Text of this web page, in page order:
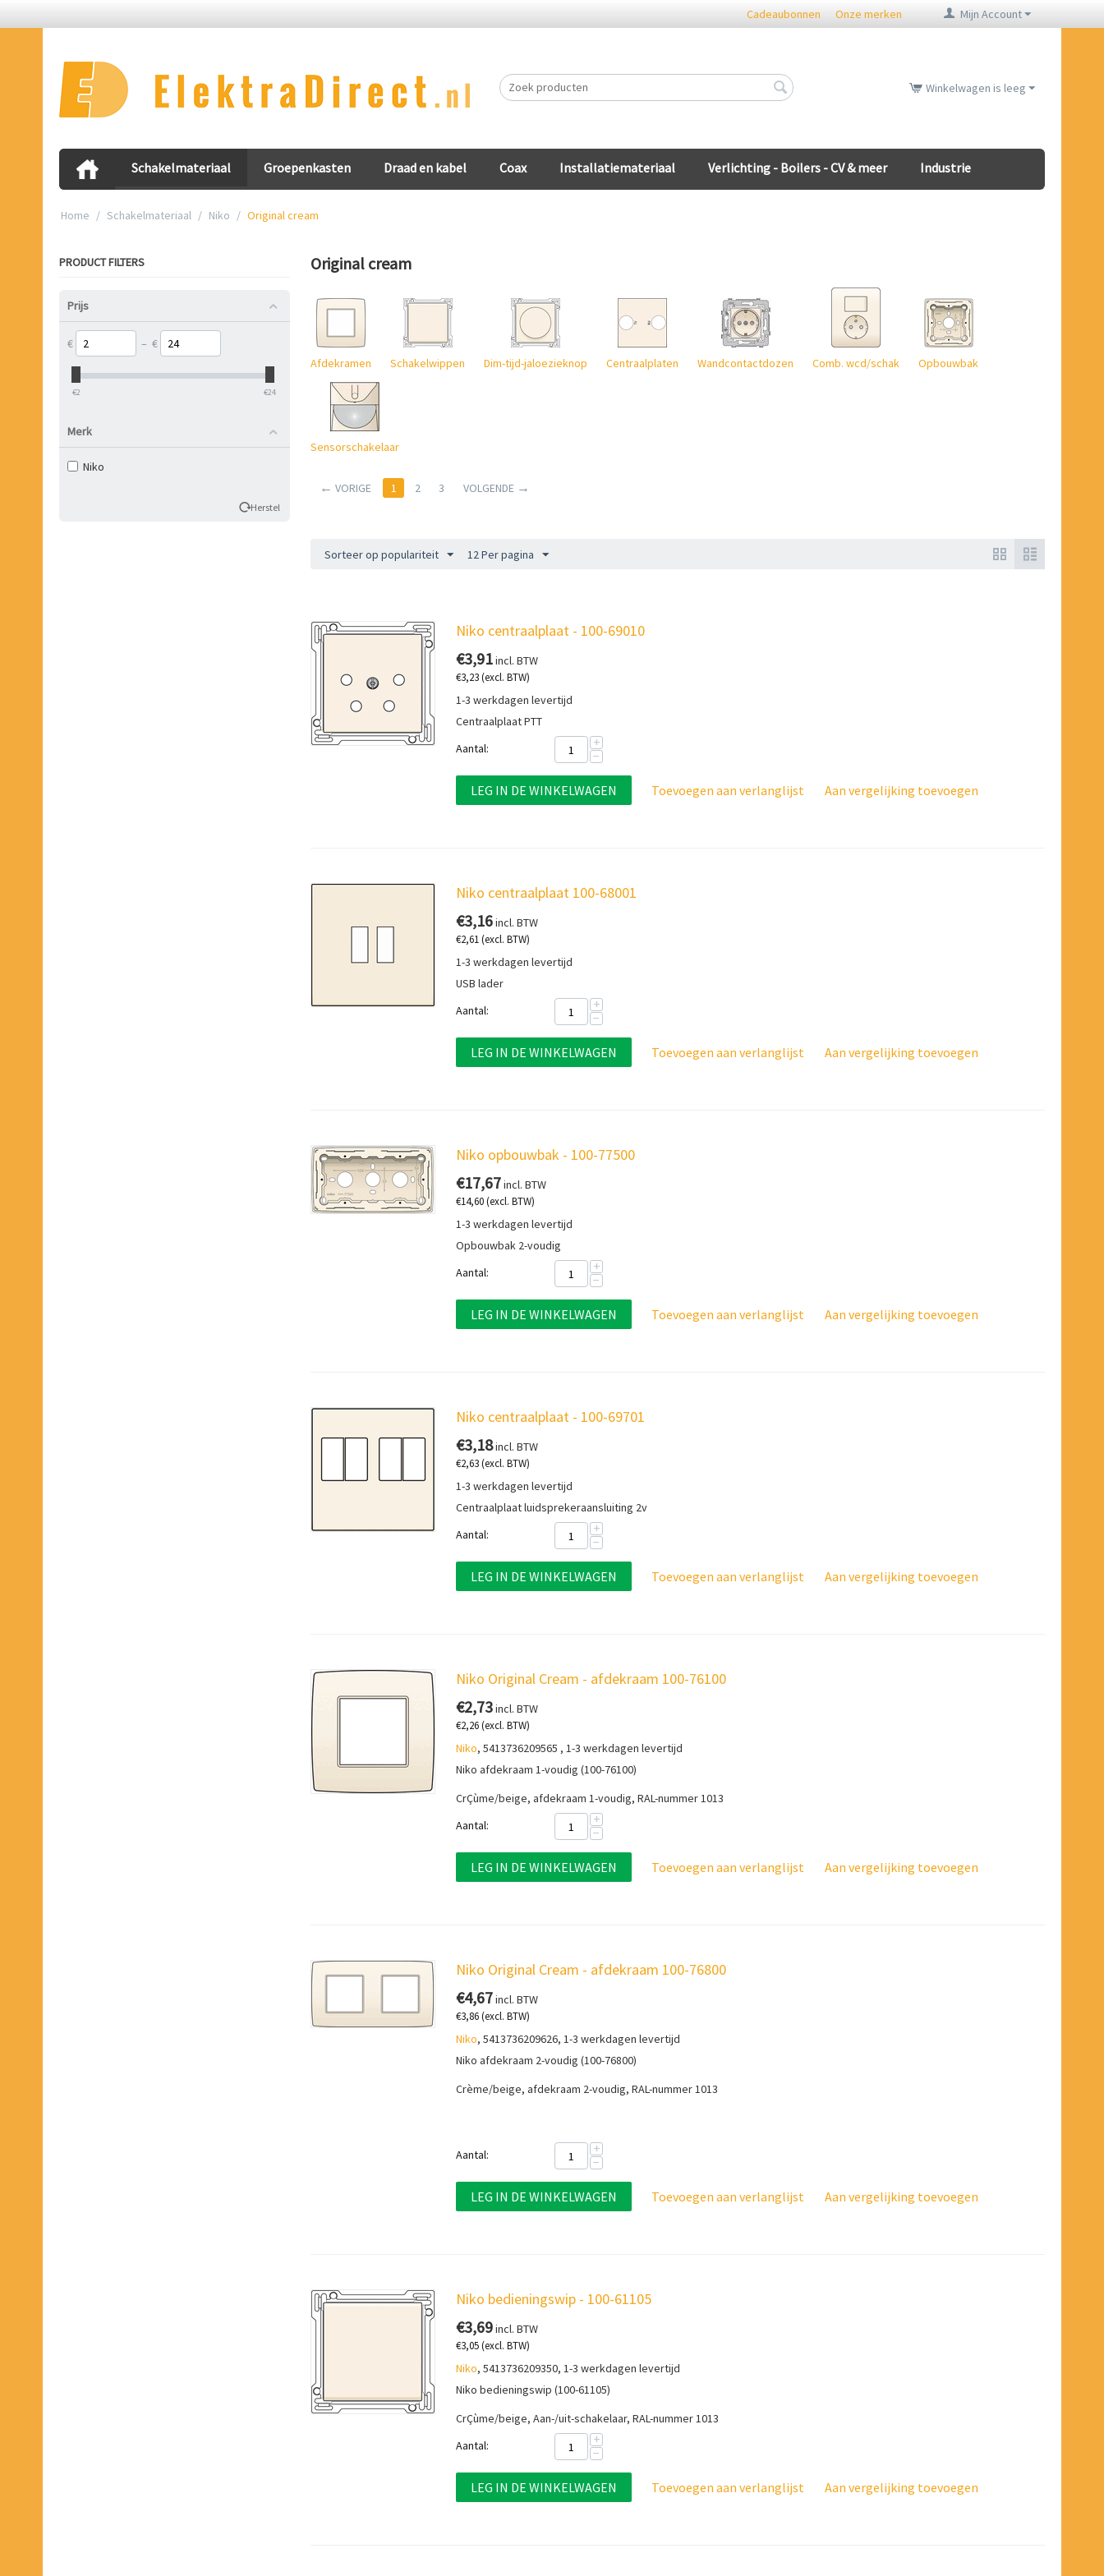
Mijn Account
Cadeaubonnen Onze merken
Winkelwagen is leeg
Schakelmateriaal Groepenkasten Draad en kabel Coax Installatiemateriaal Verlichting - Boilers - CV & meer Industrie
Home / Schakelmateriaal / Niko / Original cream
PRODUCT FILTERS
Prijs
€ – €
‎€2 ‎€24
Merk
Niko
Herstel
Original cream
Afdekramen Schakelwippen Dim-tijd-jaloezieknop Centraalplaten Wandcontactdozen Comb. wcd/schak Opbouwbak
Sensorschakelaar
VORIGE 1 2 3 VOLGENDE
Sorteer op populariteit 12 Per pagina
Niko centraalplaat - 100-69010
€3,91incl. BTW
€3,23(excl. BTW)
1-3 werkdagen levertijd
Centraalplaat PTT
Aantal:
+
−
LEG IN DE WINKELWAGEN Toevoegen aan verlanglijst Aan vergelijking toevoegen
Niko centraalplaat 100-68001
€3,16incl. BTW
€2,61(excl. BTW)
1-3 werkdagen levertijd
USB lader
Aantal:
+
−
LEG IN DE WINKELWAGEN Toevoegen aan verlanglijst Aan vergelijking toevoegen
Niko opbouwbak - 100-77500
€17,67incl. BTW
€14,60(excl. BTW)
1-3 werkdagen levertijd
Opbouwbak 2-voudig
Aantal:
+
−
LEG IN DE WINKELWAGEN Toevoegen aan verlanglijst Aan vergelijking toevoegen
Niko centraalplaat - 100-69701
€3,18incl. BTW
€2,63(excl. BTW)
1-3 werkdagen levertijd
Centraalplaat luidsprekeraansluiting 2v
Aantal:
+
−
LEG IN DE WINKELWAGEN Toevoegen aan verlanglijst Aan vergelijking toevoegen
Niko Original Cream - afdekraam 100-76100
€2,73incl. BTW
€2,26(excl. BTW)
Niko, 5413736209565 , 1-3 werkdagen levertijd
Niko afdekraam 1-voudig (100-76100)
CrÇùme/beige, afdekraam 1-voudig, RAL-nummer 1013
Aantal:
+
−
LEG IN DE WINKELWAGEN Toevoegen aan verlanglijst Aan vergelijking toevoegen
Niko Original Cream - afdekraam 100-76800
€4,67incl. BTW
€3,86(excl. BTW)
Niko, 5413736209626, 1-3 werkdagen levertijd
Niko afdekraam 2-voudig (100-76800)
Crème/beige, afdekraam 2-voudig, RAL-nummer 1013
Aantal:
+
−
LEG IN DE WINKELWAGEN Toevoegen aan verlanglijst Aan vergelijking toevoegen
Niko bedieningswip - 100-61105
€3,69incl. BTW
€3,05(excl. BTW)
Niko, 5413736209350, 1-3 werkdagen levertijd
Niko bedieningswip (100-61105)
CrÇùme/beige,Aan-/uit-schakelaar, RAL-nummer 1013
Aantal:
+
−
LEG IN DE WINKELWAGEN Toevoegen aan verlanglijst Aan vergelijking toevoegen